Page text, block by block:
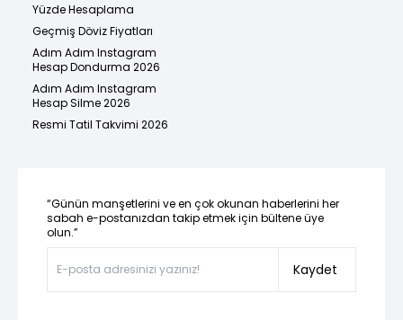
Yüzde Hesaplama
Geçmiş Döviz Fiyatları
Adım Adım Instagram
Hesap Dondurma 2026
Adım Adım Instagram
Hesap Silme 2026
Resmi Tatil Takvimi 2026
“Günün manşetlerini ve en çok okunan haberlerini her
sabah e-postanızdan takip etmek için bültene üye
olun.”
Kaydet